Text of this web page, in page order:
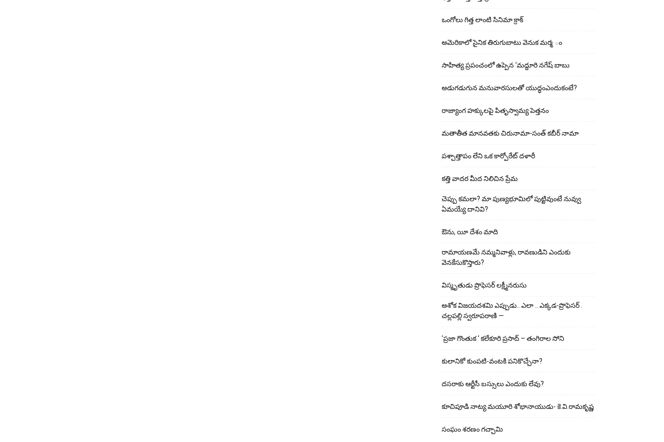
ఒంగోలు గిత్త లాంటి సినిమా క్రాక్
అమెరికాలో సైనిక తిరుగుబాటు వెనుక మర్మ ం
సాహిత్య ప్రపంచంలో ఉప్పెన ‘మద్దూరి నగేష్ బాబు
అడుగ‌డుగున మ‌నువార‌సుల‌తో యుద్ధంఎందుకంటే?
రాజ్యాంగ హక్కులపై పితృస్వామ్య పెత్తనం
మతాతీత మానవతకు చిరునామా-సంత్ కబీర్ నామా
పశ్చాత్తాపం లేని ఒక కార్పోరేట్ దళారీ
కత్తి వాదర మీద నిలిచిన ప్రేమ
చెప్పు క‌మ‌లా? మా పుణ్యభూమిలో పుట్టివుంటే నువ్వు
ఏమయ్యే దానివి?
ఔను, యీ దేశం మాది
రామాయణమే నమ్మనివాళ్లు, రావణుడిని ఎందుకు
వెనకేసుకొస్తారు?
విస్మృతుడు ప్రొఫెసర్ లక్ష్మీనరుసు
అశోక విజ‌య‌ద‌శ‌మి ఎప్పుడు.. ఎలా .. ఎక్క‌డ‌-ప్రొఫెసర్ .
చల్లపల్లి స్వరూపరాణి —
‘ప్రజా గొంతుక ‘ కలేకూరి ప్రసాద్ – తంగిరాల సోని
కులానికో కుంప‌టి-వంట‌కి ప‌నికొచ్చేనా?
ద‌స‌రాకు ఆర్టీసీ బ‌స్సులు ఎందుకు లేవు?
కూచిపూడి నాట్య మ‌యూరి శోభానాయుడు- కె.వి.రామకృష్ణ
సంఘం శరణం గచ్చామి